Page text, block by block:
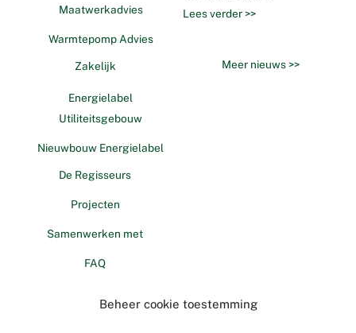
Beheer cookie toestemming
Maatwerkadvies
Warmtepomp Advies
Zakelijk
Energielabel
Utiliteitsgebouw
Nieuwbouw Energielabel
De Regisseurs
Projecten
Samenwerken met
FAQ
Lees verder >>
Meer nieuws >>